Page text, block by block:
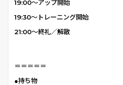
19:00〜アップ開始
19:30〜トレーニング開始
21:00〜終礼／解散
＝＝＝＝＝
●持ち物